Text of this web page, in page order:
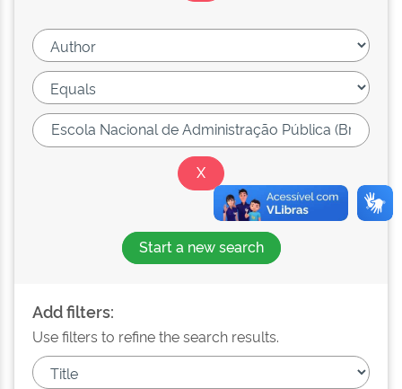
Start a new search
Add filters:
Use filters to refine the search results.